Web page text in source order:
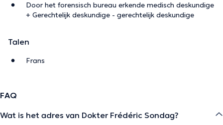
Door het forensisch bureau erkende medisch deskundige
+ Gerechtelijk deskundige - gerechtelijk deskundige
Talen
Frans
FAQ
Wat is het adres van Dokter Frédéric Sondag?